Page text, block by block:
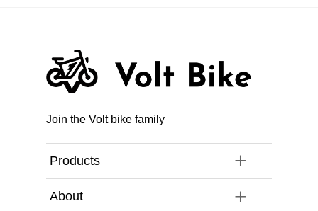
Join the Volt bike family
Products
About